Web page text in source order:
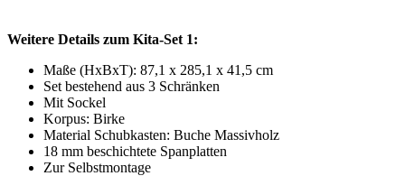
Weitere Details zum Kita-Set 1:
Maße (HxBxT): 87,1 x 285,1 x 41,5 cm
Set bestehend aus 3 Schränken
Mit Sockel
Korpus: Birke
Material Schubkasten: Buche Massivholz
18 mm beschichtete Spanplatten
Zur Selbstmontage